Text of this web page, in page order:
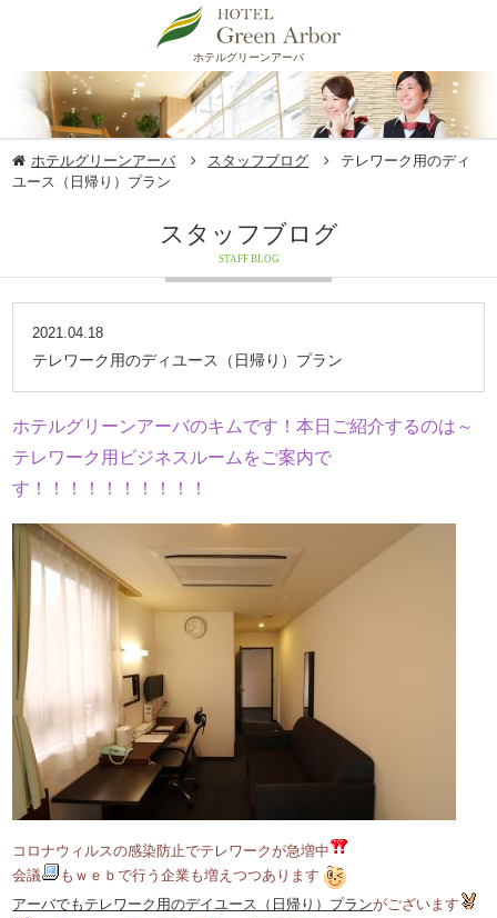
ホテルグリーンアーバ
ホテルグリーンアーバ スタッフブログ
テレワーク用のディ
ユース（日帰り）プラン
スタッフブログ
STAFF BLOG
2021.04.18
テレワーク用のディユース（日帰り）プラン
ホテルグリーンアーバのキムです！本日ご紹介するのは～
テレワーク用ビジネスルームをご案内で
す！！！！！！！！！！
コロナウィルスの感染防止でテレワークが急増中
会議
もｗｅｂで行う企業も増えつつあります
アーバでもテレワーク用のデイユース（日帰り）プランがございます